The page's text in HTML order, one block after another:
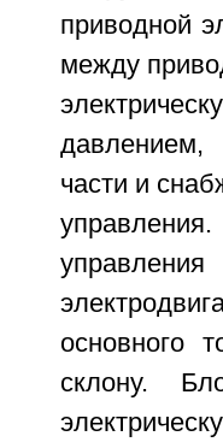
приводной
между
давлением,
части и
основного
склону.